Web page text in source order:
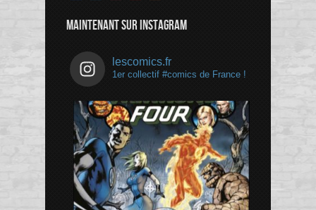
MAINTENANT SUR INSTAGRAM
lescomics.fr
1er collectif #comics de France !